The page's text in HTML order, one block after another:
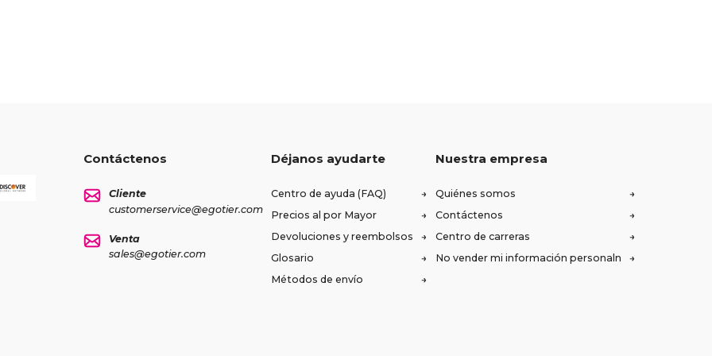
Contáctenos
Cliente
customerservice@egotier.com
Venta
sales@egotier.com
Déjanos ayudarte
Centro de ayuda (FAQ)
Precios al por Mayor
Devoluciones y reembolsos
Glosario
Métodos de envío
Nuestra empresa
Quiénes somos
Contáctenos
Centro de carreras
No vender mi información personaln